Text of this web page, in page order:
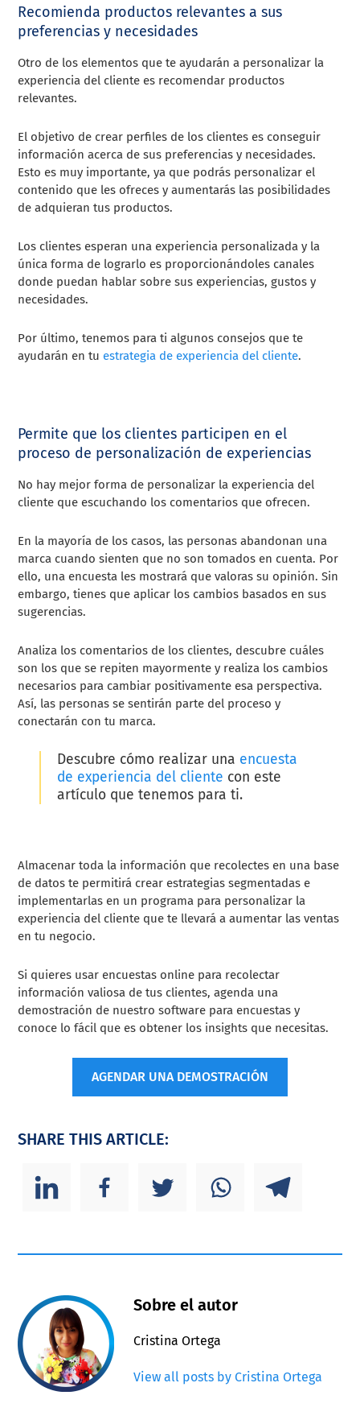
Recomienda productos relevantes a sus
preferencias y necesidades
Otro de los elementos que te ayudarán a personalizar la
experiencia del cliente es recomendar productos
relevantes.
El objetivo de crear perfiles de los clientes es conseguir
información acerca de sus preferencias y necesidades.
Esto es muy importante, ya que podrás personalizar el
contenido que les ofreces y aumentarás las posibilidades
de adquieran tus productos.
Los clientes esperan una experiencia personalizada y la
única forma de lograrlo es proporcionándoles canales
donde puedan hablar sobre sus experiencias, gustos y
necesidades.
Por último, tenemos para ti algunos consejos que te
ayudarán en tu estrategia de experiencia del cliente.
Permite que los clientes participen en el
proceso de personalización de experiencias
No hay mejor forma de personalizar la experiencia del
cliente que escuchando los comentarios que ofrecen.
En la mayoría de los casos, las personas abandonan una
marca cuando sienten que no son tomados en cuenta. Por
ello, una encuesta les mostrará que valoras su opinión. Sin
embargo, tienes que aplicar los cambios basados en sus
sugerencias.
Analiza los comentarios de los clientes, descubre cuáles
son los que se repiten mayormente y realiza los cambios
necesarios para cambiar positivamente esa perspectiva.
Así, las personas se sentirán parte del proceso y
conectarán con tu marca.
Descubre cómo realizar una encuesta
de experiencia del cliente con este
artículo que tenemos para ti.
Almacenar toda la información que recolectes en una base
de datos te permitirá crear estrategias segmentadas e
implementarlas en un programa para personalizar la
experiencia del cliente que te llevará a aumentar las ventas
en tu negocio.
Si quieres usar encuestas online para recolectar
información valiosa de tus clientes, agenda una
demostración de nuestro software para encuestas y
conoce lo fácil que es obtener los insights que necesitas.
AGENDAR UNA DEMOSTRACIÓN
SHARE THIS ARTICLE:
Sobre el autor
Cristina Ortega
View all posts by Cristina Ortega